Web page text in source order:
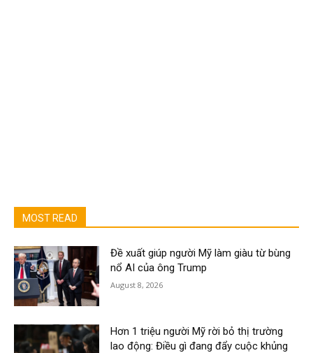
MOST READ
Đề xuất giúp người Mỹ làm giàu từ bùng
nổ AI của ông Trump
August 8, 2026
Hơn 1 triệu người Mỹ rời bỏ thị trường
lao động: Điều gì đang đẩy cuộc khủng